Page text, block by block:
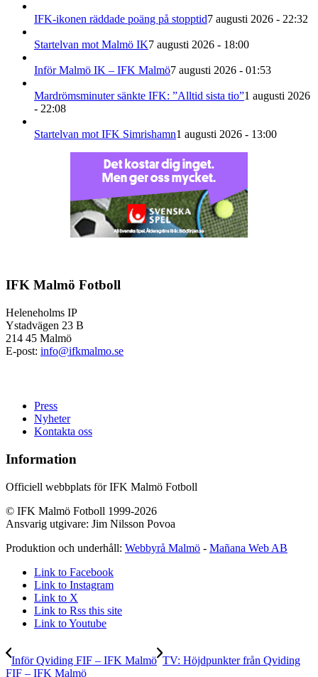
IFK-ikonen räddade poäng på stopptid7 augusti 2026 - 22:32
Startelvan mot Malmö IK7 augusti 2026 - 18:00
Inför Malmö IK – IFK Malmö7 augusti 2026 - 01:53
Mardrömsminuter sänkte IFK: ”Alltid sista tio”1 augusti 2026
- 22:08
Startelvan mot IFK Simrishamn1 augusti 2026 - 13:00
IFK Malmö Fotboll
Heleneholms IP
Ystadvägen 23 B
214 45 Malmö
E-post: info@ifkmalmo.se
Press
Nyheter
Kontakta oss
Information
Officiell webbplats för IFK Malmö Fotboll
© IFK Malmö Fotboll 1999-2026
Ansvarig utgivare: Jim Nilsson Povoa
Produktion och underhåll: Webbyrå Malmö - Mañana Web AB
Link to Facebook
Link to Instagram
Link to X
Link to Rss this site
Link to Youtube
Inför Qviding FIF – IFK Malmö TV: Höjdpunkter från Qviding
FIF – IFK Malmö